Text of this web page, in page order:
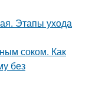
Этапы ухода
соком. Как
без